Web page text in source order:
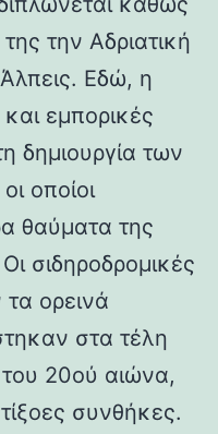
την Αδριατική
Άλπεις. Εδώ, η
εμπορικές
δημιουργία των
οποίοι
θαύματα της
σιδηροδρομικές
ορεινά
στα τέλη
του 20ού αιώνα,
συνθήκες.